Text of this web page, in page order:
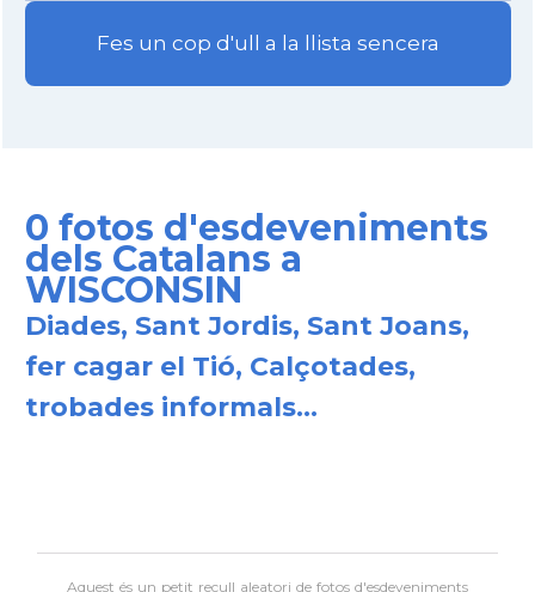
Fes un cop d'ull a la llista sencera
0 fotos d'esdeveniments
dels Catalans a
WISCONSIN
Diades, Sant Jordis, Sant Joans,
fer cagar el Tió, Calçotades,
trobades informals...
Aquest és un petit recull aleatori defotos d'esdeveniments